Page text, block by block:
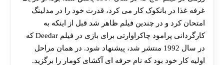
غرفه غذا در بانکوک کار می‌ کرد، قدرت خود را در مدلینگ
امتحان کرد و در چندین فیلم ظاهر شد قبل از اینکه به
کارگردانی پرامود چاکراوارتی برای بازی در فیلم Deedar که
در سال 1992 منتشر شد، پیشنهاد شود. در همان مراحل
اولیه کار خود بود که نام حرفه ای آکشای کومار را برگزید.